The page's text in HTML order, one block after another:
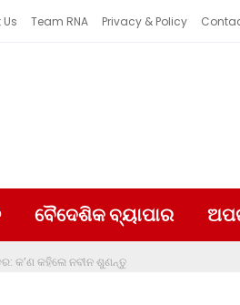
Team RNA Privacy & Policy
ବୈଦେଶିକ ବ୍ୟାପାର
କ’ଣ କହିଲେ ନବୀନ ଶୁଣନ୍ତୁ